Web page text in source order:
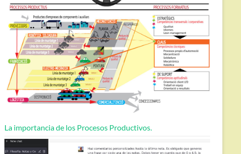
La importancia de los Procesos Productivos.